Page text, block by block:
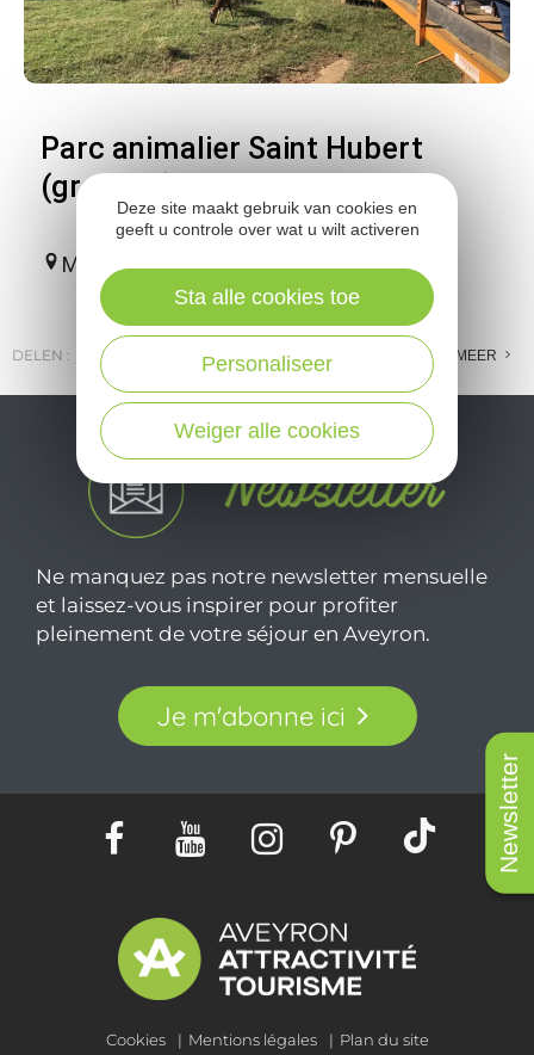
Newsletter
Parc animalier Saint Hubert
(groupes)
Montrozier
DELEN : MESSENGER FACEBOOK MEER
Ne manquez pas notre newsletter mensuelle
et laissez-vous inspirer pour profiter
pleinement de votre séjour en Aveyron.
Je m'abonne ici
Cookies Mentions légales Plan du site
Deze site maakt gebruik van cookies en
geeft u controle over wat u wilt activeren
Weiger alle cookies
Personaliseer
Sta alle cookies toe